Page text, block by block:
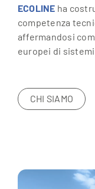
ECOLINE ha
competenza
affermandosi
europei di
CHI SIAMO